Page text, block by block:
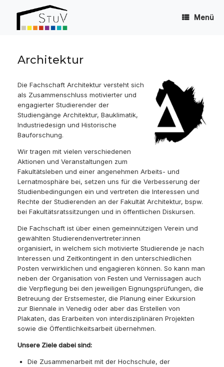
Menü
Architektur
Die Fachschaft Architektur versteht sich
als Zusammenschluss motivierter und
engagierter Studierender der
Studiengänge Architektur, Bauklimatik,
Industriedesign und Historische
Bauforschung.
Wir tragen mit vielen verschiedenen
Aktionen und Veranstaltungen zum
Fakultätsleben und einer angenehmen Arbeits- und
Lernatmosphäre bei, setzen uns für die Verbesserung der
Studienbedingungen ein und vertreten die Interessen und
Rechte der Studierenden an der Fakultät Architektur, bspw.
bei Fakultätsratssitzungen und in öffentlichen Diskursen.
Die Fachschaft ist über einen gemeinnützigen Verein und
gewählten Studierendenvertreter:innen
organisiert, in welchem sich motivierte Studierende je nach
Interessen und Zeitkontingent in den unterschiedlichen
Posten verwirklichen und engagieren können. So kann man
neben der Organisation von Festen und Vernissagen auch
die Verpflegung bei den jeweiligen Eignungsprüfungen, die
Betreuung der Erstsemester, die Planung einer Exkursion
zur Biennale in Venedig oder aber das Erstellen von
Plakaten, das Erarbeiten von interdisziplinären Projekten
sowie die Öffentlichkeitsarbeit übernehmen.
Unsere Ziele dabei sind:
Die Zusammenarbeit mit der Hochschule, der